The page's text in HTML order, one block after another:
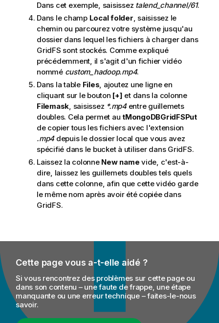
Dans cet exemple, saisissez talend_channel/61.
Dans le champ Local folder, saisissez le
chemin ou parcourez votre système jusqu'au
dossier dans lequel les fichiers à charger dans
GridFS sont stockés. Comme expliqué
précédemment, il s'agit d'un fichier vidéo
nommé custom_hadoop.mp4.
Dans la table Files, ajoutez une ligne en
cliquant sur le bouton [+] et dans la colonne
Filemask, saisissez *.mp4entre guillemets
doubles. Cela permet au tMongoDBGridFSPut
de copier tous les fichiers avec l'extension
.mp4depuis le dossier local que vous avez
spécifié dans le bucket à utiliser dans GridFS.
Laissez la colonne New name vide, c'est-à-
dire, laissez les guillemets doubles tels quels
dans cette colonne, afin que cette vidéo garde
le même nom après avoir été copiée dans
GridFS.
Cette page vous a-t-elle aidé ?
Si vous rencontrez des problèmes sur cette page ou
dans son contenu – une faute de frappe, une étape
manquante ou une erreur technique – faites-le-nous
savoir.